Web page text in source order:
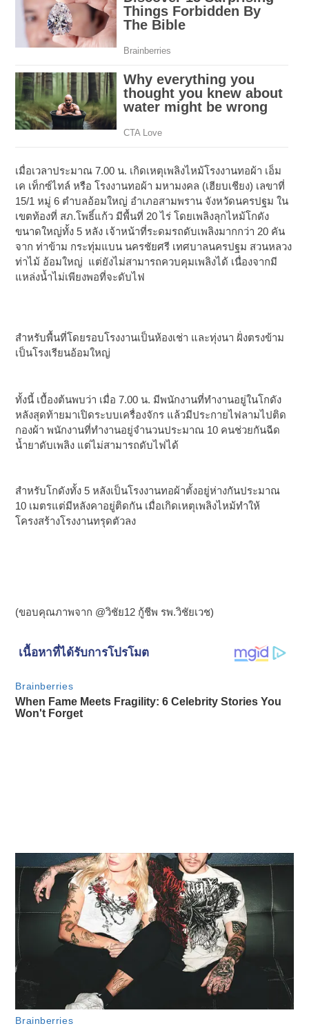
เมื่อเวลาประมาณ 7.00 น. เกิดเหตุเพลิงไหม้โรงงานทอผ้า เอ็ม
เค เท็กซ์ไทล์ หรือ โรงงานทอผ้า มหามงคล (เฮียบเชียง) เลขาที่
15/1 หมู่ 6 ตำบลอ้อมใหญ่ อำเภอสามพราน จังหวัดนครปฐม ใน
เขตท้องที่ สภ.โพธิ์แก้ว มีพื้นที่ 20 ไร่ โดยเพลิงลุกไหม้โกดัง
ขนาดใหญ่ทั้ง 5 หลัง เจ้าหน้าที่ระดมรถดับเพลิงมากกว่า 20 คัน
จาก ท่าข้าม กระทุ่มแบน นครชัยศรี เทศบาลนครปฐม สวนหลวง
ท่าไม้ อ้อมใหญ่ แต่ยังไม่สามารถควบคุมเพลิงได้ เนื่องจากมี
แหล่งน้ำไม่เพียงพอที่จะดับไฟ
สำหรับพื้นที่โดยรอบโรงงานเป็นห้องเช่า และทุ่งนา ฝั่งตรงข้าม
เป็นโรงเรียนอ้อมใหญ่
ทั้งนี้ เบื้องต้นพบว่า เมื่อ 7.00 น. มีพนักงานที่ทำงานอยู่ในโกดัง
หลังสุดท้ายมาเปิดระบบเครื่องจักร แล้วมีประกายไฟลามไปติด
กองผ้า พนักงานที่ทำงานอยู่จำนวนประมาณ 10 คนช่วยกันฉีด
น้ำยาดับเพลิง แต่ไม่สามารถดับไฟได้
สำหรับโกดังทั้ง 5 หลังเป็นโรงงานทอผ้าตั้งอยู่ห่างกันประมาณ
10 เมตรแต่มีหลังคาอยู่ติดกัน เมื่อเกิดเหตุเพลิงไหม้ทำให้
โครงสร้างโรงงานทรุดตัวลง
(ขอบคุณภาพจาก @วิชัย12 กู้ชีพ รพ.วิชัยเวช)